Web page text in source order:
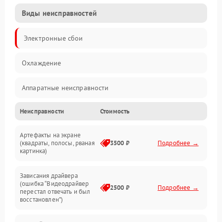
Виды неисправностей
Электронные сбои
Охлаждение
Аппаратные неисправности
Перегрев и термопроблемы
Видео
Интерфейсные и коммуникационные проблемы
Неисправности Стоимость
Артефакты на экране
(квадраты, полосы, рваная
картинка)
3500 ₽ Подробнее →
Зависания драйвера
(ошибка “Видеодрайвер
перестал отвечать и был
восстановлен”)
2500 ₽ Подробнее →